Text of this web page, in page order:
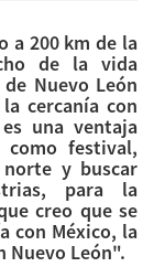
a 200 km de la
de la vida
Nuevo León
cercanía con
una ventaja
festival,
y buscar
para la
creo que se
con México, la
Nuevo León".